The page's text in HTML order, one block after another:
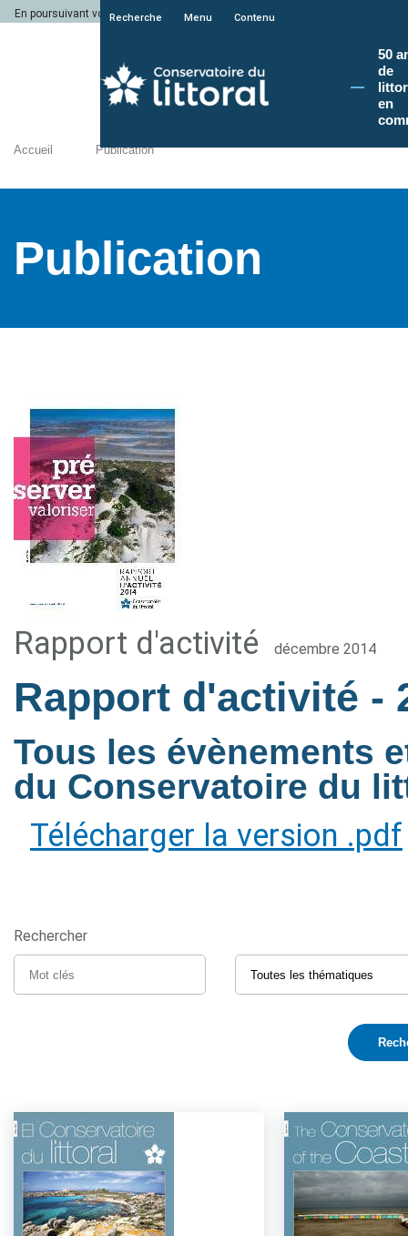
En poursuivant votre navigation sur le site du Conservatoire du littoral, vous
Recherche Menu Contenu
50
de
en
Accueil Publication
Publication
Rapport d'activité décembre 2014
Rapport d'activité -
Tous les évènements
du Conservatoire du
Télécharger la version .pdf
Rechercher